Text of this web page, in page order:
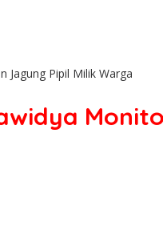
Jagung Pipil Milik Warga